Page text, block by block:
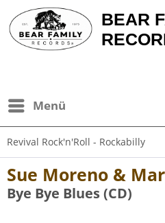
BEAR
Menü
Revival Rock'n'Roll - Rockabilly
Sue Moreno &
Bye Bye Blues (CD)